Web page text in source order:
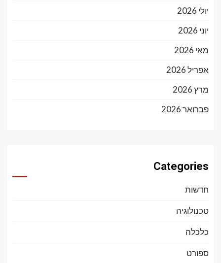
יולי 2026
יוני 2026
מאי 2026
אפריל 2026
מרץ 2026
פברואר 2026
Categories
חדשות
טכנולוגיה
כלכלה
ספורט